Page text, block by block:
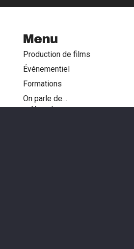
Menu
Production de films
Événementiel
Formations
On parle de…
Nous !